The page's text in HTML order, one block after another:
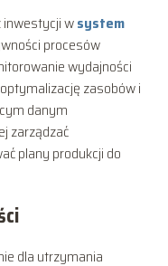
inwestycji wsystem
procesów
wydajności
zasobów i
danym
zarządzać
plany produkcji do
dla utrzymania